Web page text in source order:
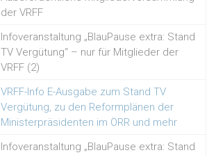
der VRFF
Infoveranstaltung „BlauPause extra: Stand
TV Vergütung“ – nur für Mitglieder der
VRFF (2)
VRFF-Info E-Ausgabe zum Stand TV
Vergütung, zu den Reformplänen der
Ministerpräsidenten im ÖRR und mehr
Infoveranstaltung „BlauPause extra: Stand